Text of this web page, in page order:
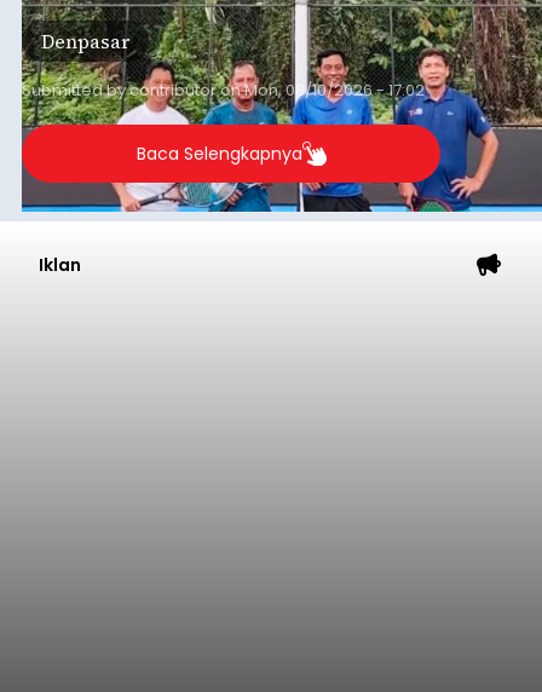
Lapangan Tenis Telkom Denpasar pada Minggu,
9 Agustus 2026.
Denpasar
Submitted bycontributoronMon, 08/10/2026 - 17:02
Baca Selengkapnya
Iklan